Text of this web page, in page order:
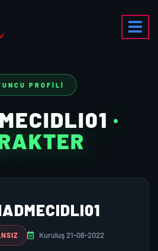
PROFILI
·
Kuruluş 21-08-2022